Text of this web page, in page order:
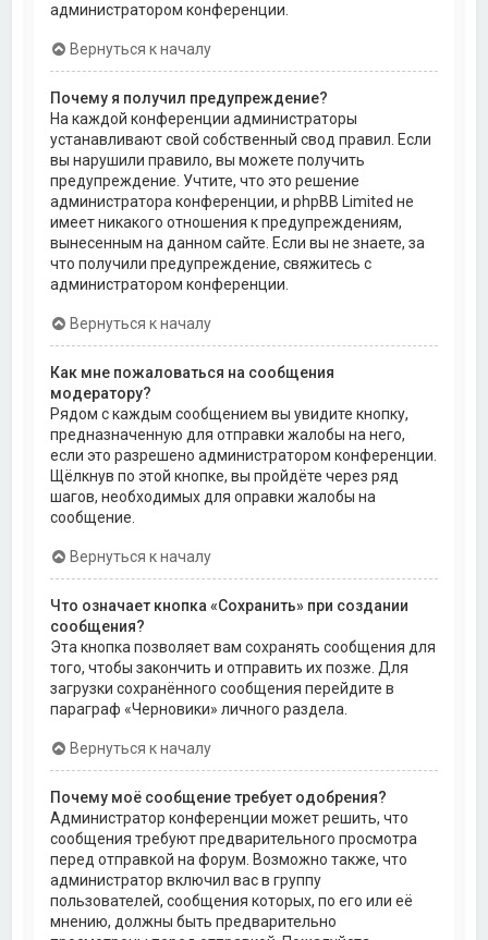
администратором конференции.
Вернуться к началу
Почему я получил предупреждение?
На каждой конференции администраторы
устанавливают свой собственный свод правил. Если
вы нарушили правило, вы можете получить
предупреждение. Учтите, что это решение
администратора конференции, и phpBB Limited не
имеет никакого отношения к предупреждениям,
вынесенным на данном сайте. Если вы не знаете, за
что получили предупреждение, свяжитесь с
администратором конференции.
Вернуться к началу
Как мне пожаловаться на сообщения
модератору?
Рядом с каждым сообщением вы увидите кнопку,
предназначенную для отправки жалобы на него,
если это разрешено администратором конференции.
Щёлкнув по этой кнопке, вы пройдёте через ряд
шагов, необходимых для оправки жалобы на
сообщение.
Вернуться к началу
Что означает кнопка «Сохранить» при создании
сообщения?
Эта кнопка позволяет вам сохранять сообщения для
того, чтобы закончить и отправить их позже. Для
загрузки сохранённого сообщения перейдите в
параграф «Черновики» личного раздела.
Вернуться к началу
Почему моё сообщение требует одобрения?
Администратор конференции может решить, что
сообщения требуют предварительного просмотра
перед отправкой на форум. Возможно также, что
администратор включил вас в группу
пользователей, сообщения которых, по его или её
мнению, должны быть предварительно